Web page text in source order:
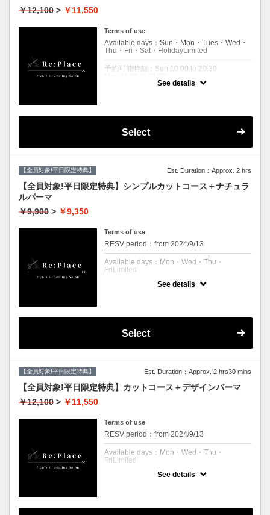
自然中流れを作る緩めパーマ。
※シェービングはついていないメニューとな
っております。
せん。
ダメージレスパーマご希望の場合、
￥12,100 > ￥11,550
Terms of use
Available days：Sun・Mon・Tues・Wed・
Thu・Fri・Sat・HolidayLimited
予約可能時刻：Sun 10:00 to 20:30
Wed 11:00 to 21:30
Holiday 10:00 to 20:30
Expiration Date：
リプレイスに初めてご来店されるお客様限定
２回目以降のお客様は通常料金となりますの
で
【メニュー選択】からコースをお選びくださ
カット、シャンプー、眉毛メンテナンス、パ
ーマ
シェービングはついていないメニューとなっ
ております。
See details
Select
【全員対象!平日限定特典】 Est. Duration：Approx. 2 hrs
【全員対象!平日限定特典】シンプルカットコース＋ナチュラ
ルパーマ
￥9,900 > ￥9,350
Terms of use
RESV period：from 2024/9/13
Available days：Mon・Wed・Thu・
FriLimited
予約可能時刻：Mon 11:00 to 21:00
Expiration Date：
【平日限定クーポン】
カット、シャンプー、ナチュラルパーマ、肩
マッサージ、眉毛メンテナンス、ブロー
※自然な毛流れパーマ
す。
See details
Select
【全員対象!平日限定特典】 Est. Duration：Approx. 2 hrs30 mins
【全員対象!平日限定特典】カットコース＋デザインパーマ
￥12,100 > ￥11,550
Terms of use
RESV period：from 2024/9/13
Available days：Mon・Wed・Thu・
FriLimited
予約可能時刻：Mon 11:00 to 20:00
See details